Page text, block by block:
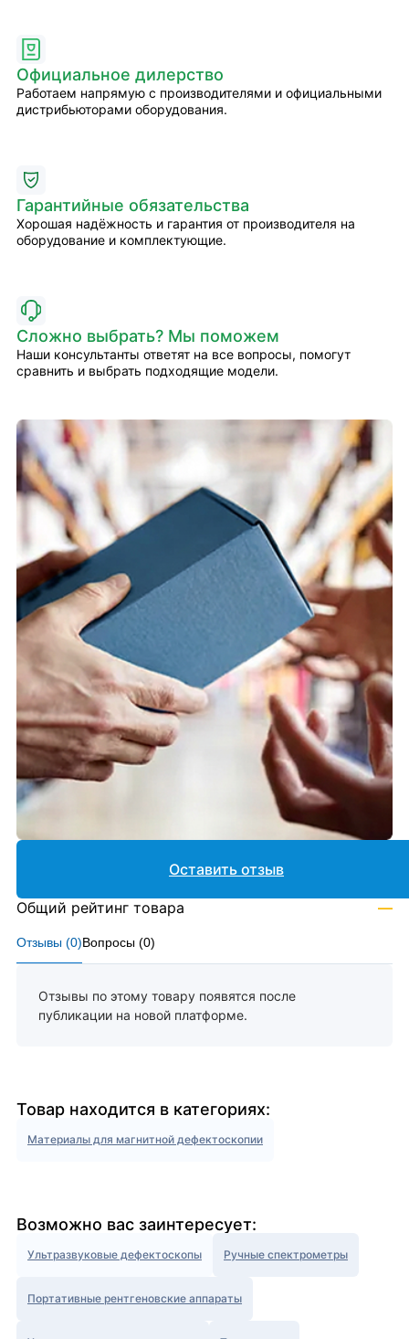
Официальное дилерство
Работаем напрямую с производителями и официальными
дистрибьюторами оборудования.
Гарантийные обязательства
Хорошая надёжность и гарантия от производителя на
оборудование и комплектующие.
Сложно выбрать? Мы поможем
Наши консультанты ответят на все вопросы, помогут
сравнить и выбрать подходящие модели.
Отзывы (0)Вопросы (0)
Отзывы по этому товару появятся после
публикации на новой платформе.
Оставить отзыв
Общий рейтинг товара —
Товар находится в категориях:
Материалы для магнитной дефектоскопии
Возможно вас заинтересует:
Ультразвуковые дефектоскопы Ручные спектрометры
Портативные рентгеновские аппараты